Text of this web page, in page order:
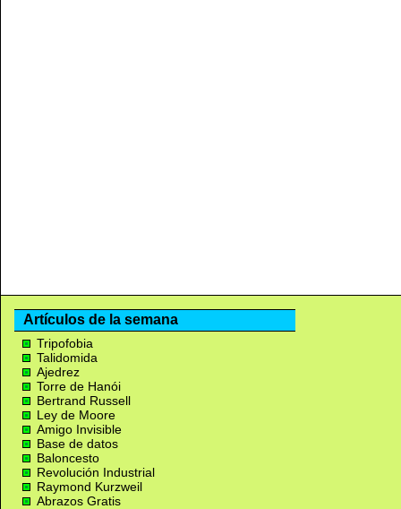
Artículos de la semana
Tripofobia
Talidomida
Ajedrez
Torre de Hanói
Bertrand Russell
Ley de Moore
Amigo Invisible
Base de datos
Baloncesto
Revolución Industrial
Raymond Kurzweil
Abrazos Gratis